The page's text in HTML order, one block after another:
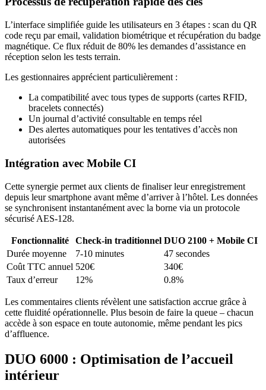
L’interface simplifiée guide les utilisateurs en 3 étapes : scan du QR
code reçu par email, validation biométrique et récupération du badge
magnétique. Ce flux réduit de 80% les demandes d’assistance en
réception selon les tests terrain.
Les gestionnaires apprécient particulièrement :
La compatibilité avec tous types de supports (cartes RFID,
bracelets connectés)
Un journal d’activité consultable en temps réel
Des alertes automatiques pour les tentatives d’accès non
autorisées
Intégration avec Mobile CI
Cette synergie permet aux clients de finaliser leur enregistrement
depuis leur smartphone avant même d’arriver à l’hôtel. Les données
se synchronisent instantanément avec la borne via un protocole
sécurisé AES-128.
Fonctionnalité Check-in traditionnel DUO 2100 + Mobile CI
Durée moyenne
7-10 minutes
47 secondes
Coût TTC annuel 520€
340€
Taux d’erreur
12% 0.8%
Les commentaires clients révèlent une satisfaction accrue grâce à
cette fluidité opérationnelle. Plus besoin de faire la queue – chacun
accède à son espace en toute autonomie, même pendant les pics
d’affluence.
DUO 6000 : Optimisation de l’accueil
intérieur